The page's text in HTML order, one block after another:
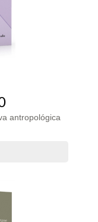
antropológica